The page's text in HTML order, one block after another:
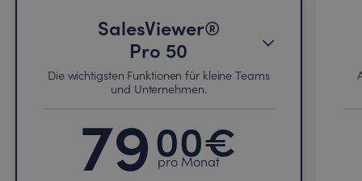
SalesViewer®
Pro 50
Die wichtigsten Funktionen für kleine Teams
und Unternehmen.
7900€
pro Monat